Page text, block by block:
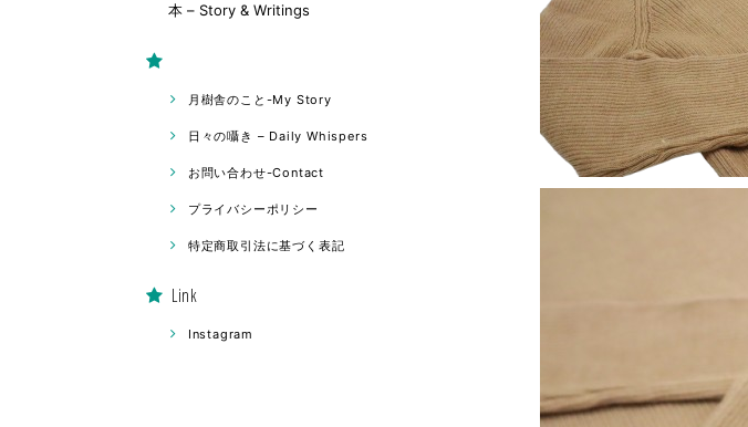
本 – Story & Writings
月樹舎のこと-My Story
日々の囁き – Daily Whispers
お問い合わせ-Contact
プライバシーポリシー
特定商取引法に基づく表記
Link
Instagram